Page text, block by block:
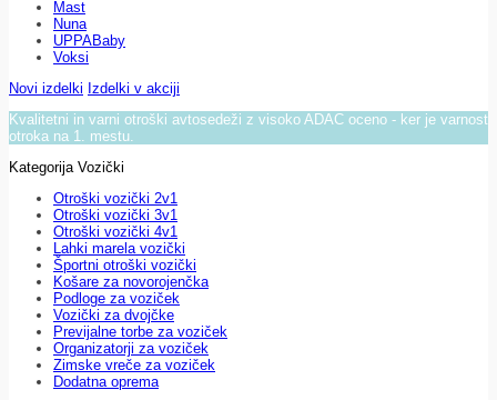
Mast
Nuna
UPPABaby
Voksi
Novi izdelki Izdelki v akciji
Kvalitetni in varni otroški avtosedeži z visoko ADAC oceno - ker je varnost
otroka na 1. mestu.
Kategorija Vozički
Otroški vozički 2v1
Otroški vozički 3v1
Otroški vozički 4v1
Lahki marela vozički
Športni otroški vozički
Košare za novorojenčka
Podloge za voziček
Vozički za dvojčke
Previjalne torbe za voziček
Organizatorji za voziček
Zimske vreče za voziček
Dodatna oprema